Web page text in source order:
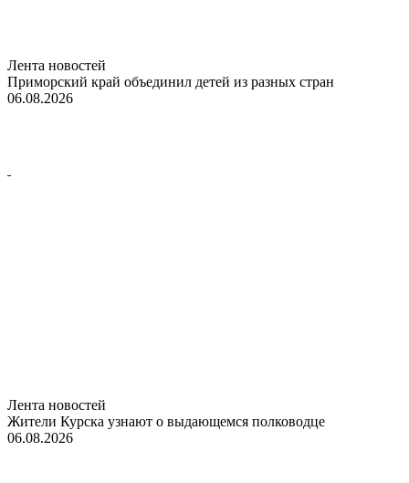
Лента новостей
Приморский край объединил детей из разных стран
06.08.2026
Лента новостей
Жители Курска узнают о выдающемся полководце
06.08.2026